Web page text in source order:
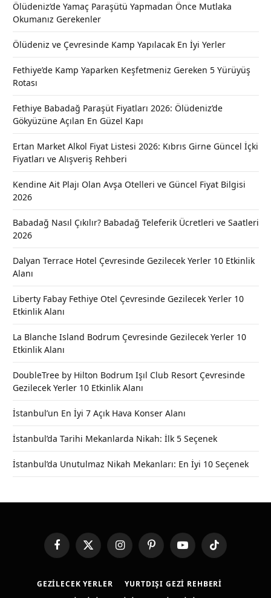
Ölüdeniz’de Yamaç Paraşütü Yapmadan Önce Mutlaka
Okumanız Gerekenler
Ölüdeniz ve Çevresinde Kamp Yapılacak En İyi Yerler
Fethiye’de Kamp Yaparken Keşfetmeniz Gereken 5 Yürüyüş
Rotası
Fethiye Babadağ Paraşüt Fiyatları 2026: Ölüdeniz’de
Gökyüzüne Açılan En Güzel Kapı
Ertan Market Alkol Fiyat Listesi 2026: Kıbrıs Girne Güncel İçki
Fiyatları ve Alışveriş Rehberi
Kendine Ait Plajı Olan Avşa Otelleri ve Güncel Fiyat Bilgisi
2026
Babadağ Nasıl Çıkılır? Babadağ Teleferik Ücretleri ve Saatleri
2026
Dalyan Terrace Hotel Çevresinde Gezilecek Yerler 10 Etkinlik
Alanı
Liberty Fabay Fethiye Otel Çevresinde Gezilecek Yerler 10
Etkinlik Alanı
La Blanche Island Bodrum Çevresinde Gezilecek Yerler 10
Etkinlik Alanı
DoubleTree by Hilton Bodrum Işıl Club Resort Çevresinde
Gezilecek Yerler 10 Etkinlik Alanı
İstanbul’un En İyi 7 Açık Hava Konser Alanı
İstanbul’da Tarihi Mekanlarda Nikah: İlk 5 Seçenek
İstanbul’da Unutulmaz Nikah Mekanları: En İyi 10 Seçenek
FacebookX
(Twitter)
InstagramPinterestYouTubeTikTok
GEZILECEK YERLER
YURTDIŞI GEZI REHBERI